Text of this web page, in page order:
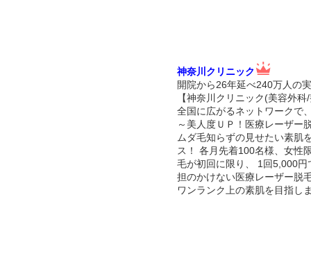
神奈川クリニック
開院から26年延べ240万人の
【神奈川クリニック(美容外
全国に広がるネットワークで
～美人度ＵＰ！医療レーザー
ムダ毛知らずの見せたい素肌
ス！ 各月先着100名様、女性
毛が初回に限り、 1回5,000
担のかけない医療レーザー脱
ワンランク上の素肌を目指し